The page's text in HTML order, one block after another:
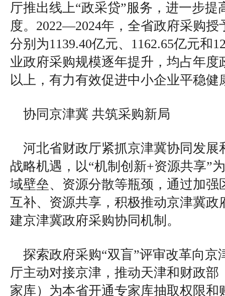
厅推出线上“政采贷”服务，进一步提
度。2022—2024年，全省政府采购授
分别为1139.40亿元、1162.65亿元和
业政府采购规模逐年提升，均占年度
以上，有力有效促进中小企业平稳健
协同京津冀 共筑采购新局
河北省财政厅紧抓京津冀协同发展
战略机遇，以“机制创新+资源共享”
域壁垒、资源分散等瓶颈，通过加强
互补、资源共享，积极推动京津冀政
建京津冀政府采购协同机制。
探索政府采购“双盲”评审改革向京
厅主动对接京津，推动天津和财政部
家库）为本省开通专家库抽取权限和